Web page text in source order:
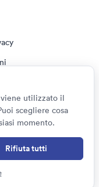
utilizzato il
scegliere cosa
momento.
Rifiuta tutti